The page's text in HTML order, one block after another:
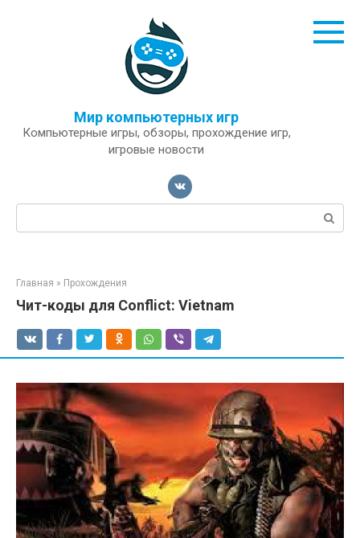
Мир компьютерных игр
Компьютерные игры, обзоры, прохождение игр,
игровые новости
Поиск:
Главная » Прохождения
Чит-коды для Conflict: Vietnam